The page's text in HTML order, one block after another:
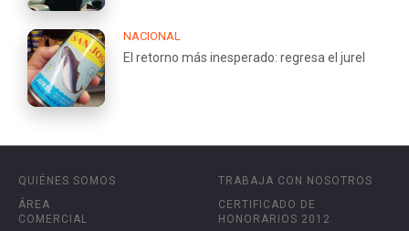
NACIONAL
El retorno más inesperado: regresa el jurel
QUIÉNES SOMOS
ÁREA
COMERCIAL
TRABAJA CON NOSOTROS
CERTIFICADO DE
HONORARIOS 2012